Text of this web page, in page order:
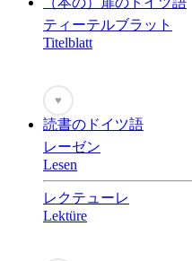
ティーテルブラット
Titelblatt
♥
読書のドイツ語
レーゼン
Lesen
レクテューレ
Lektüre